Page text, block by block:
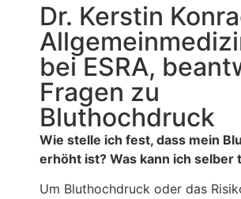
Dr. Kerstin
bei ESRA,
Fragen zu
Bluthochdruck
Wie stelle ich fest, dass mein
erhöht ist? Was kann ich selber
Um Bluthochdruck oder das